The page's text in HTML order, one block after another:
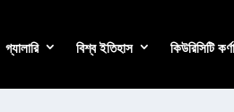
গ্যালারি বিশ্ব ইতিহাস কিউরিসিটি